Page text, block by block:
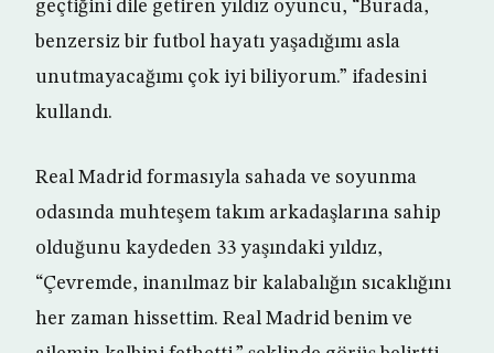
geçtiğini dile getiren yıldız oyuncu, “Burada,
benzersiz bir futbol hayatı yaşadığımı asla
unutmayacağımı çok iyi biliyorum.” ifadesini
kullandı.
Real Madrid formasıyla sahada ve soyunma
odasında muhteşem takım arkadaşlarına sahip
olduğunu kaydeden 33 yaşındaki yıldız,
“Çevremde, inanılmaz bir kalabalığın sıcaklığını
her zaman hissettim. Real Madrid benim ve